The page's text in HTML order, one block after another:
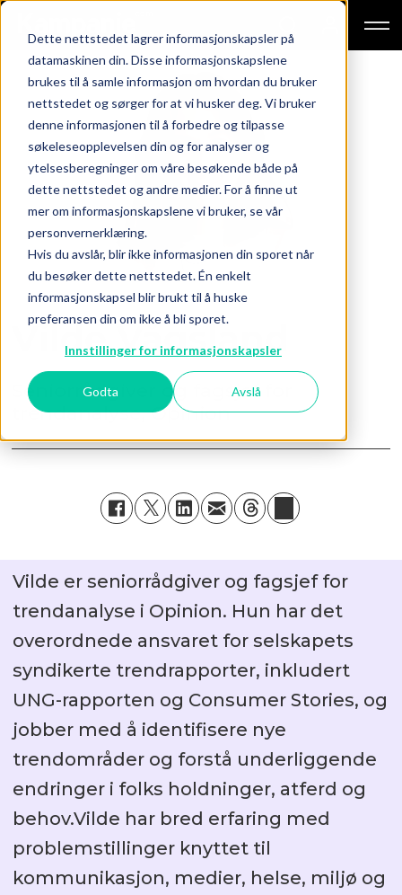
Dette nettstedet lagrer informasjonskapsler på
datamaskinen din. Disse informasjonskapslene
brukes til å samle informasjon om hvordan du bruker
nettstedet og sørger for at vi husker deg. Vi bruker
denne informasjonen til å forbedre og tilpasse
søkeleseopplevelsen din og for analyser og
ytelsesberegninger om våre besøkende både på
dette nettstedet og andre medier. For å finne ut
mer om informasjonskapslene vi bruker, se vår
personvernerklæring.
Hvis du avslår, blir ikke informasjonen din sporet når
du besøker dette nettstedet. Én enkelt
informasjonskapsel blir brukt til å huske
preferansen din om ikke å bli sporet.
Innstillinger for informasjonskapsler
Godta Avslå
Vilde Vågsland
Seniorrådgiver og fagsjef for
trendanalyse, Opinion
Vilde er seniorrådgiver og fagsjef for
trendanalyse i Opinion. Hun har det
overordnede ansvaret for selskapets
syndikerte trendrapporter, inkludert
UNG-rapporten og Consumer Stories, og
jobber med å identifisere nye
trendområder og forstå underliggende
endringer i folks holdninger, atferd og
behov.Vilde har bred erfaring med
problemstillinger knyttet til
kommunikasjon, medier, helse, miljø og